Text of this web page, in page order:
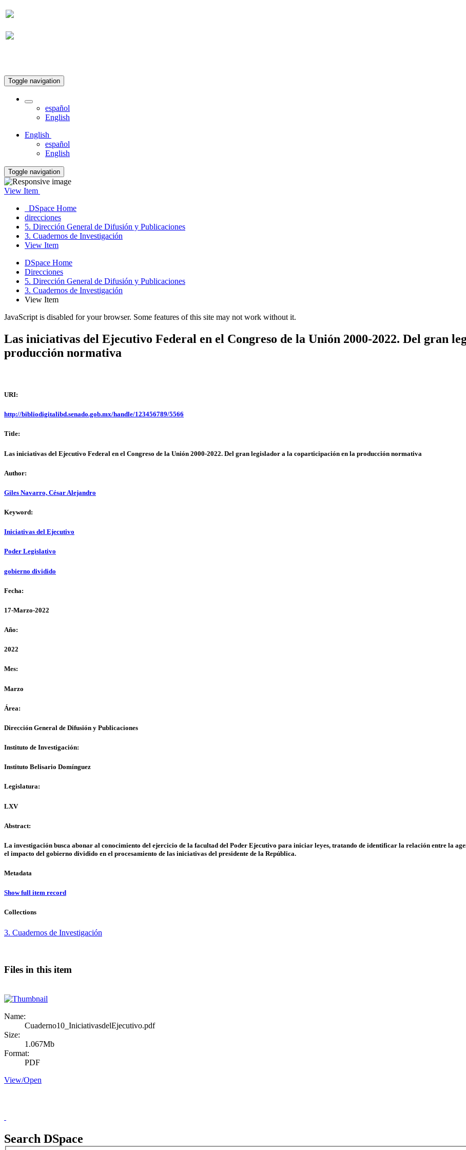
Toggle navigation
español
English
English
español
English
Toggle navigation
View Item
DSpace Home
direcciones
5. Dirección General de Difusión y Publicaciones
3. Cuadernos de Investigación
View Item
DSpace Home
Direcciones
5. Dirección General de Difusión y Publicaciones
3. Cuadernos de Investigación
View Item
JavaScript is disabled for your browser. Some features of this site may not work without it.
Las iniciativas del Ejecutivo Federal en el Congreso de la Unión 2000-2022. Del gran
producción normativa
URI:
http://bibliodigitalibd.senado.gob.mx/handle/123456789/5566
Title:
Las iniciativas del Ejecutivo Federal en el Congreso de la Unión 2000-2022. Del gran legislador a la coparticipación en la producción normativa
Author:
Giles Navarro, César Alejandro
Keyword:
Iniciativas del Ejecutivo
Poder Legislativo
gobierno dividido
Fecha:
17-Marzo-2022
Año:
2022
Mes:
Marzo
Área:
Dirección General de Difusión y Publicaciones
Instituto de Investigación:
Instituto Belisario Domínguez
Legislatura:
LXV
Abstract:
La investigación busca abonar al conocimiento del ejercicio de la facultad del Poder Ejecutivo para iniciar leyes, tratando de identificar la relación entre la
el impacto del gobierno dividido en el procesamiento de las iniciativas del presidente de la República.
Metadata
Show full item record
Collections
3. Cuadernos de Investigación
Files in this item
Name:
Cuaderno10_IniciativasdelEjecutivo.pdf
Size:
1.067Mb
Format:
PDF
View/Open
Search DSpace